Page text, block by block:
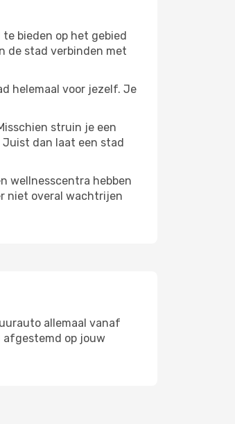
bieden op het gebied
de stad verbinden met
helemaal voor jezelf. Je
struin je een
Juist dan laat een stad
wellnesscentra hebben
niet overal wachtrijen
allemaal vanaf
afgestemd op jouw